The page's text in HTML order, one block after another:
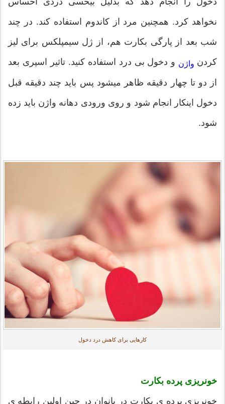
نخواهد کرد. همچنین مرد از کاندوم استفاده کند. در چند
شب بعد از پارگی بکارت هم، از ژل سیمپلکس برای لیز
کردن واژن و دخول بی درد استفاده کنید. تاثیر اسپری بعد
از دو تا چهار دقیقه ظاهر میشود پس باید چند دقیقه قبل
دخول اینکار انجام شود و روی ورودی دهانه واژن باید زده
شود.
کارهایی برای کاهش درد دخول
خونریزی پرده بکارت
خونریزی پرده ی بکارت در بانوان در حین اولین رابطه ی